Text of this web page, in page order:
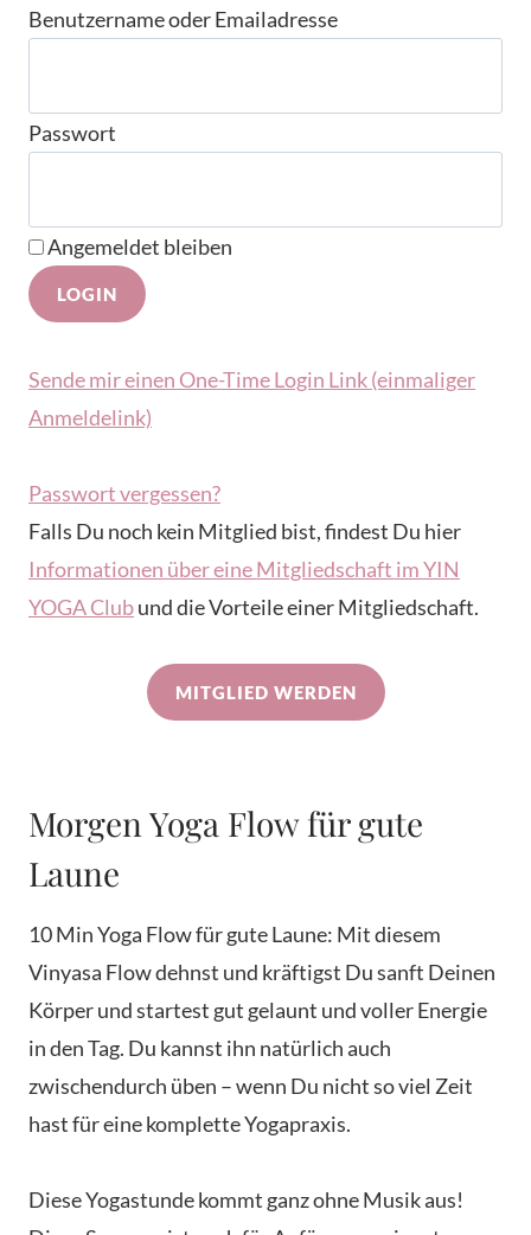
Benutzername oder Emailadresse
Passwort
Angemeldet bleiben
Sende mir einen One-Time Login Link (einmaliger
Anmeldelink)
Passwort vergessen?
Falls Du noch kein Mitglied bist, findest Du hier
Informationen über eine Mitgliedschaft im YIN
YOGA Clubund die Vorteile einer Mitgliedschaft.
MITGLIED WERDEN
Morgen Yoga Flow für gute
Laune
10 Min Yoga Flow für gute Laune: Mit diesem
Vinyasa Flow dehnst und kräftigst Du sanft Deinen
Körper und startest gut gelaunt und voller Energie
in den Tag. Du kannst ihn natürlich auch
zwischendurch üben – wenn Du nicht so viel Zeit
hast für eine komplette Yogapraxis.
Diese Yogastunde kommt ganz ohne Musik aus!